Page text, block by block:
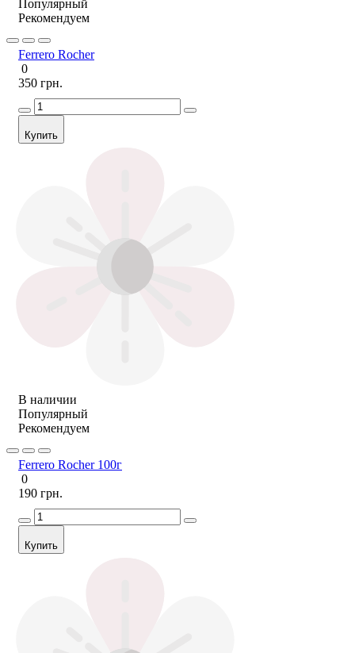
Популярный
Рекомендуем
Ferrero Rocher
0
350 грн.
Купить
В наличии
Популярный
Рекомендуем
Ferrero Rocher 100г
0
190 грн.
Купить